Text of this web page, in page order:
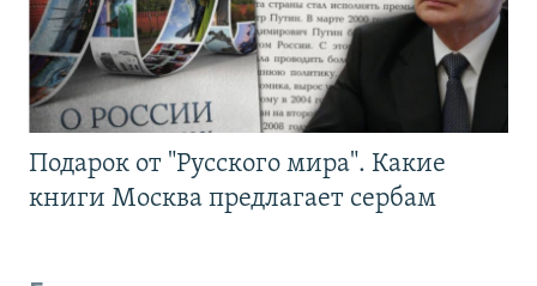
Подарок от "Русского мира". Какие
книги Москва предлагает сербам